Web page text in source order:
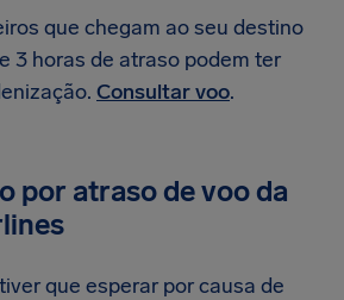
que chegam ao seu destino
3 horas de atraso podem ter
Consultar voo.
por atraso de voo da
que esperar por causa de